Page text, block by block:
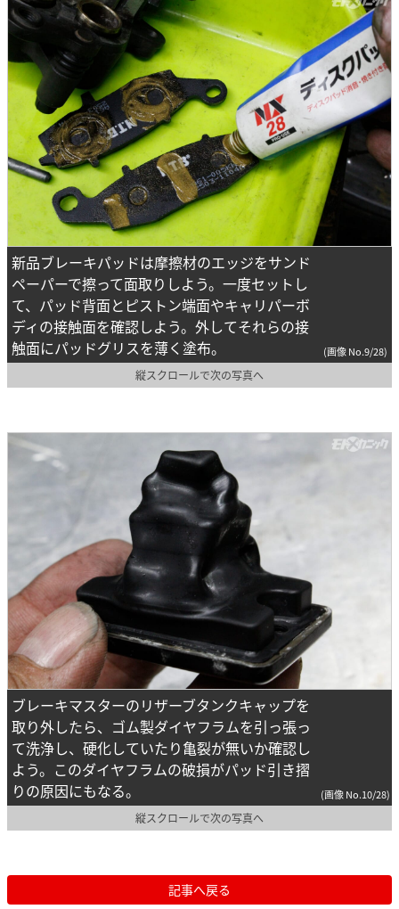
新品ブレーキパッドは摩擦材のエッジをサンド
ペーパーで擦って面取りしよう。一度セットし
て、パッド背面とピストン端面やキャリパーボ
ディの接触面を確認しよう。外してそれらの接
触面にパッドグリスを薄く塗布。
(画像 No.9/28)
縦スクロールで次の写真へ
ブレーキマスターのリザーブタンクキャップを
取り外したら、ゴム製ダイヤフラムを引っ張っ
て洗浄し、硬化していたり亀裂が無いか確認し
よう。このダイヤフラムの破損がパッド引き摺
りの原因にもなる。
(画像 No.10/28)
縦スクロールで次の写真へ
記事へ戻る